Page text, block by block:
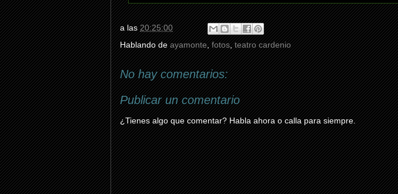
a las20:25:00
Hablando deayamonte,fotos,teatro cardenio
No hay comentarios:
Publicar un comentario
¿Tienes algo que comentar? Habla ahora o calla para siempre.